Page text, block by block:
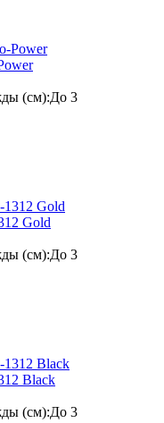
(см):До 3
Gold
(см):До 3
Black
(см):До 3